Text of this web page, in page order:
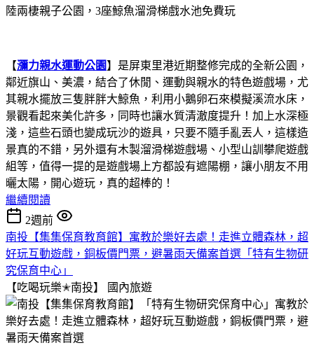
【瀰力親水運動公園】是屏東里港近期整修完成的全新公園，
鄰近旗山、美濃，結合了休閒、運動與親水的特色遊戲場，尤
其親水擺放三隻胖胖大鯨魚，利用小鵝卵石來模擬溪流水床，
景觀看起來美化許多，同時也讓水質清澈度提升！加上水深極
淺，這些石頭也變成玩沙的遊具，只要不隨手亂丟人，這樣造
景真的不錯，另外還有木製溜滑梯遊戲場、小型山訓攀爬遊戲
組等，值得一提的是遊戲場上方都設有遮陽棚，讓小朋友不用
曬太陽，開心遊玩，真的超棒的！
繼續閱讀
2週前
南投【集集保育教育館】寓教於樂好去處！走進立體森林，超
好玩互動遊戲，銅板價門票，避暑雨天備案首選「特有生物研
究保育中心」
【吃喝玩樂✭南投】
國內旅遊